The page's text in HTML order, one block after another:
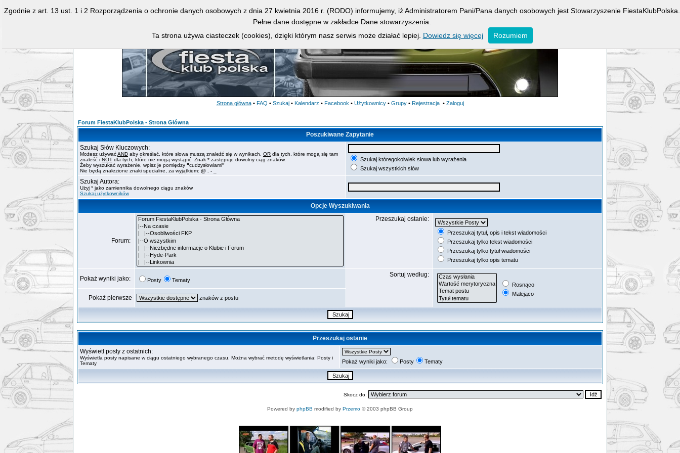
Strona główna • FAQ • Szukaj • Kalendarz • Facebook • Użytkownicy • Grupy • Rejestracja • Zaloguj
Forum FiestaKlubPolska - Strona Główna
Poszukiwane Zapytanie
Szukaj Słów Kluczowych:
Możesz używaćAND aby określać, które słowa muszą znaleźć się w wynikach, OR dla tych, które mogą się tam
znaleść i NOT dla tych, które nie mogą wystąpić. Znak * zastępuje dowolny ciąg znaków.
Żeby wyszukać wyrażenie, wpisz je pomiędzy "cudzysłowiami"
Nie będą znalezione znaki specialne, za wyjątkiem: @ . - _
Szukaj któregokolwiek słowa lub wyrażenia
Szukaj wszystkich słów
Szukaj Autora:
Użyj * jako zamiennika dowolnego ciągu znaków
Szukaj użytkowników
Opcje Wyszukiwania
Forum:
Przeszukaj ostanie:
Przeszukaj tytuł, opis i tekst wiadomości
Przeszukaj tylko tekst wiadomości
Przeszukaj tylko tytuł wiadomości
Przeszukaj tylko opis tematu
Pokaż wyniki jako: Posty Tematy
Sortuj według:
Rosnąco
Malejąco
Pokaż pierwsze znaków z postu
Przeszukaj ostanie
Wyświetl posty z ostatnich:
Wyświetla posty napisane w ciągu ostatniego wybranego czasu. Można wybrać metodę wyświetlania: Posty i
Tematy
Pokaż wyniki jako: Posty Tematy
Skocz do:
Powered by phpBB modified by Przemo © 2003 phpBB Group
Zgodnie z art. 13 ust. 1 i 2 Rozporządzenia o ochronie danych osobowych z dnia 27 kwietnia 2016 r. (RODO) informujemy, iż Administratorem Pani/Pana danych osobowych jest Stowarzyszenie FiestaKlubPolska.
Pełne dane dostępne w zakładce Dane stowarzyszenia.
Ta strona używa ciasteczek (cookies), dzięki którym nasz serwis może działać lepiej. Dowiedz się więcej Rozumiem